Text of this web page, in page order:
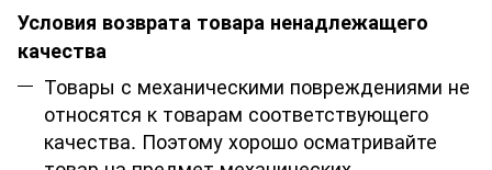
Условия возврата товара ненадлежащего
качества
Товары с механическими повреждениями не
относятся к товарам соответствующего
качества. Поэтому хорошо осматривайте